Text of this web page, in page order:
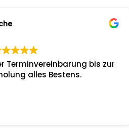
Terminvereinbarung bis zur
alles Bestens.